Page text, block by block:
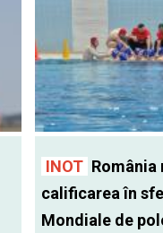
INOT România
calificarea în
Mondiale de